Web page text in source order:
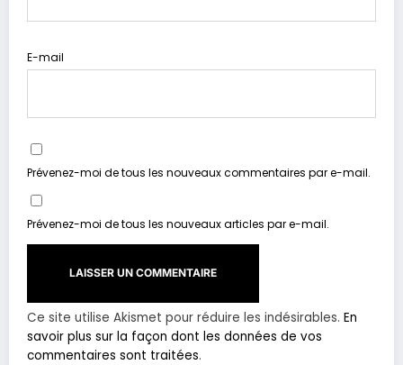
E-mail
Prévenez-moi de tous les nouveaux commentaires par e-mail.
Prévenez-moi de tous les nouveaux articles par e-mail.
Ce site utilise Akismet pour réduire les indésirables. En
savoir plus sur la façon dont les données de vos
commentaires sont traitées.